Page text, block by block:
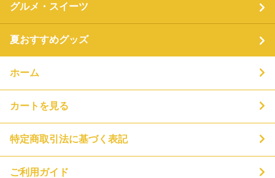
グルメ・スイーツ
夏おすすめグッズ
ホーム
カートを見る
特定商取引法に基づく表記
ご利用ガイド